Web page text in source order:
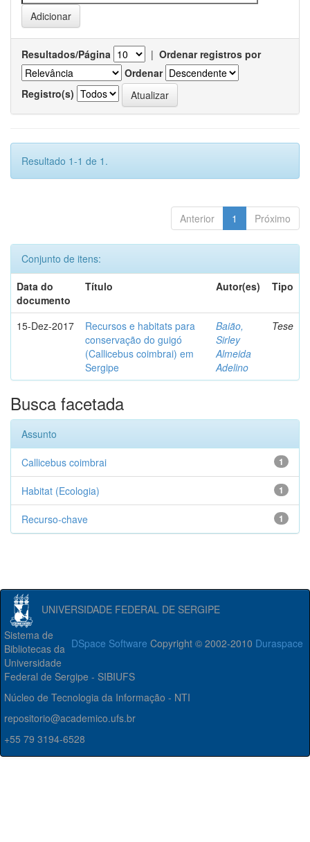
Resultados/Página | Ordenar registros por
Ordenar
Registro(s)
Resultado 1-1 de 1.
Anterior 1 Próximo
Conjunto de itens:
Data do
documento
Título Autor(es) Tipo
15-Dez-2017
Recursos e habitats para
conservação do guigó
(Callicebus coimbrai) em
Sergipe
Baião,
Sirley
Almeida
Adelino
Tese
Busca facetada
Assunto
1
Callicebus coimbrai
1
Habitat (Ecologia)
1
Recurso-chave
UNIVERSIDADE FEDERAL DE SERGIPE
DSpace Software Copyright © 2002-2010 Duraspace
Sistema de
Bibliotecas da
Universidade
Federal de Sergipe - SIBIUFS
Núcleo de Tecnologia da Informação - NTI
repositorio@academico.ufs.br
+55 79 3194-6528